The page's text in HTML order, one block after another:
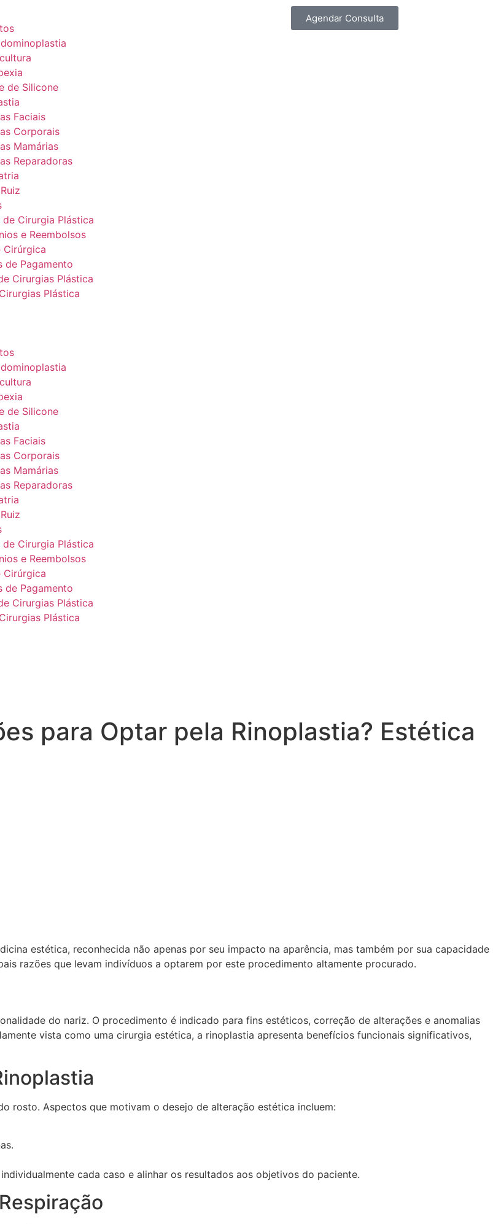
de Silicone
Faciais
Corporais
Mamárias
Reparadoras
de Cirurgia Plástica
e Reembolsos
Cirúrgica
de Pagamento
Cirurgias Plástica
Plástica
de Silicone
Faciais
Corporais
Mamárias
Reparadoras
de Cirurgia Plástica
e Reembolsos
Cirúrgica
de Pagamento
Cirurgias Plástica
Plástica
Agendar Consulta
para Optar pela Rinoplastia? Estética
estética, reconhecida não apenas por seu impacto na aparência, mas também por sua capacidade
razões que levam indivíduos a optarem por este procedimento altamente procurado.
do nariz. O procedimento é indicado para fins estéticos, correção de alterações e anomalias
vista como uma cirurgia estética, a rinoplastia apresenta benefícios funcionais significativos,
rosto. Aspectos que motivam o desejo de alteração estética incluem:
cada caso e alinhar os resultados aos objetivos do paciente.